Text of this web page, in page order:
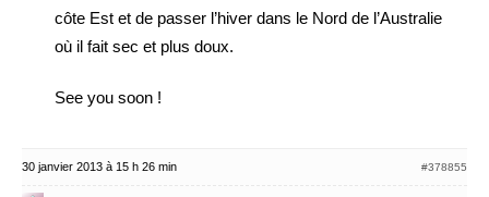
côte Est et de passer l’hiver dans le Nord de l’Australie
où il fait sec et plus doux.
See you soon !
30 janvier 2013 à 15 h 26 min #378855